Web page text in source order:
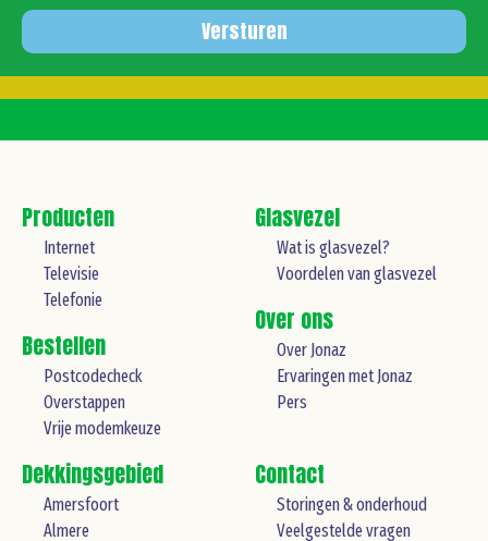
Versturen
Producten
Internet
Televisie
Telefonie
Bestellen
Postcodecheck
Overstappen
Vrije modemkeuze
Glasvezel
Wat is glasvezel?
Voordelen van glasvezel
Over ons
Over Jonaz
Ervaringen met Jonaz
Pers
Dekkingsgebied
Amersfoort
Almere
Contact
Storingen & onderhoud
Veelgestelde vragen